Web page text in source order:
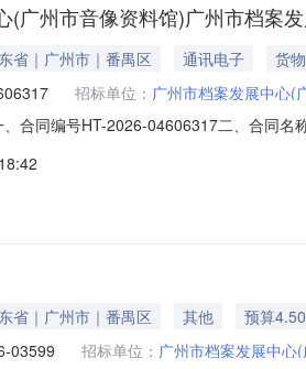
(广州市音像资料馆)广州市档案
省｜广州市｜番禺区 通讯电子
货物
招标单位： 广州市档案发展中心(
合同编号HT-2026-04606317二、合同
供应商(乙方)：广州祈力电子科技有限公
省｜广州市｜番禺区 其他
预算
03599 招标单位： 广州市档案发展中心